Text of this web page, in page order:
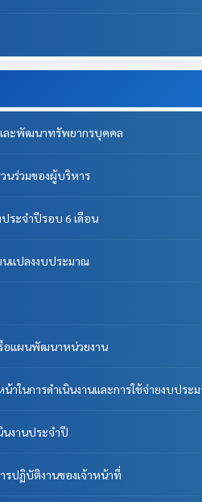
ละพัฒนาทรัพยากรบุคคล
นร่วมของผู้บริหาร
ประจำปีรอบ 6 เดือน
นแปลงงบประมาณ
อแผนพัฒนาหน่วยงาน
าในการดำเนินงานและการใช้จ่ายงบปร
นงานประจำปี
รปฏิบัติงานของเจ้าหน้าที่